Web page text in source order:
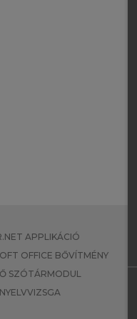
APPLIKÁCIÓ
OFFICE BŐVÍTMÉNY
SZÓTÁRMODUL